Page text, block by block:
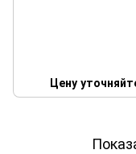
Цену